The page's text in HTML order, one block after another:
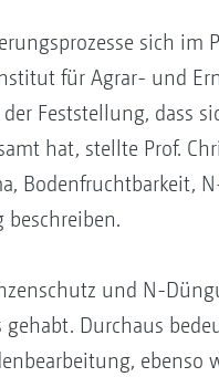
sich im
für Agrar- und
Feststellung, dass
hat, stellte Prof.
Bodenfruchtbarkeit,
und N-
gehabt. Durchaus